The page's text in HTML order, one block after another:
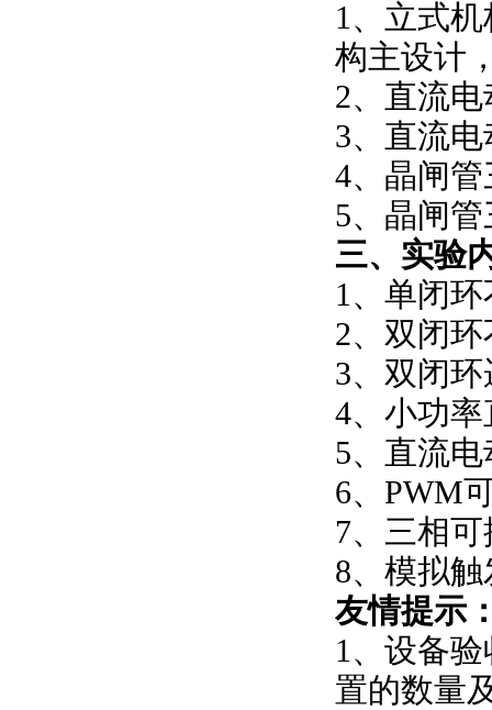
1、立式
构主设计
2、直流
3、直流
4、晶闸
5、晶闸
三、实验
1、单闭
2、双闭
3、双闭
4、小功
5、直流
6、PWM
7、三相
8、模拟
友情提示
1、设备
置的数量